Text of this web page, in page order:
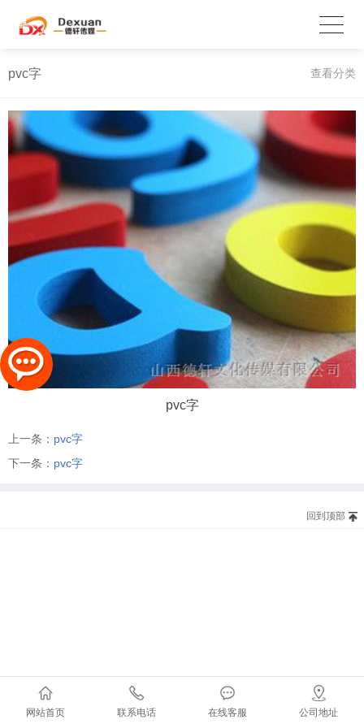
pvc字 查看分类
pvc字
上一条： pvc字
下一条： pvc字
网站首页 联系电话 在线客服 公司地址
回到顶部